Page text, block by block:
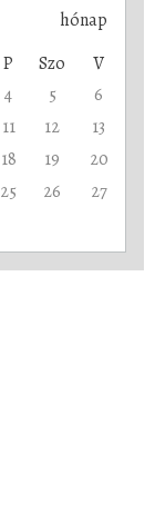
P Szo
V
4 5
6
11 12
13
18 19
20
25 26
27